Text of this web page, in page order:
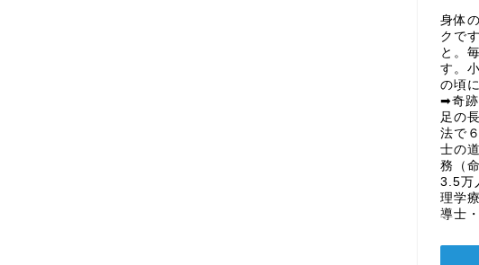
身体
クで
と。
す。
の頃
➡奇
足の
法で
士の
務（
3.5万
理学
導士